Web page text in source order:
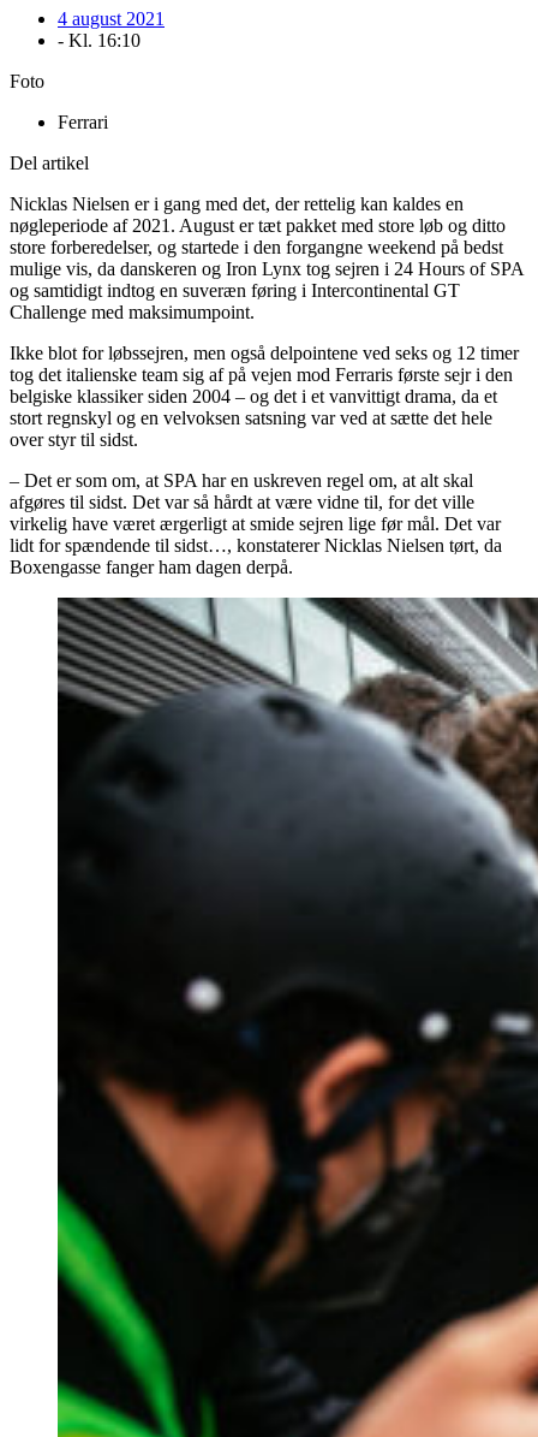
4 august 2021
- Kl. 16:10
Foto
Ferrari
Del artikel
Nicklas Nielsen er i gang med det, der rettelig kan kaldes en
nøgleperiode af 2021. August er tæt pakket med store løb og ditto
store forberedelser, og startede i den forgangne weekend på bedst
mulige vis, da danskeren og Iron Lynx tog sejren i 24 Hours of SPA
og samtidigt indtog en suveræn føring i Intercontinental GT
Challenge med maksimumpoint.
Ikke blot for løbssejren, men også delpointene ved seks og 12 timer
tog det italienske team sig af på vejen mod Ferraris første sejr i den
belgiske klassiker siden 2004 – og det i et vanvittigt drama, da et
stort regnskyl og en velvoksen satsning var ved at sætte det hele
over styr til sidst.
– Det er som om, at SPA har en uskreven regel om, at alt skal
afgøres til sidst. Det var så hårdt at være vidne til, for det ville
virkelig have været ærgerligt at smide sejren lige før mål. Det var
lidt for spændende til sidst…, konstaterer Nicklas Nielsen tørt, da
Boxengasse fanger ham dagen derpå.